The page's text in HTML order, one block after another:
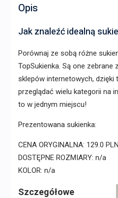
Opis
Jak znaleźć idealną
Porównaj ze sobą różne
TopSukienka. Są one zebrane
sklepów internetowych, dzięki
przeglądać wielu kategorii na
to w jednym miejscu!
Prezentowana sukienka:
CENA ORYGINALNA: 129.0 PLN
DOSTĘPNE ROZMIARY: n/a
KOLOR: n/a
Szczegółowe